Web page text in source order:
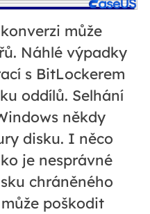
může
Náhlé výpadky
s BitLockerem
oddílů. Selhání
někdy
disku. I něco
je nesprávné
chráněného
poškodit